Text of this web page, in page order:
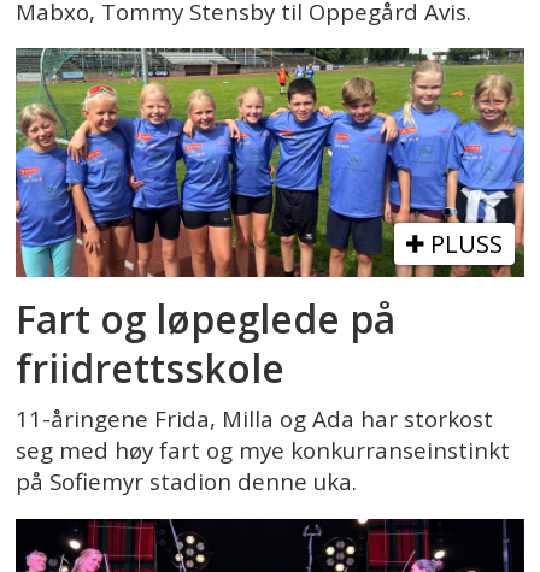
Mabxo, Tommy Stensby til Oppegård Avis.
PLUSS
Fart og løpeglede på
friidrettsskole
11-åringene Frida, Milla og Ada har storkost
seg med høy fart og mye konkurranseinstinkt
på Sofiemyr stadion denne uka.